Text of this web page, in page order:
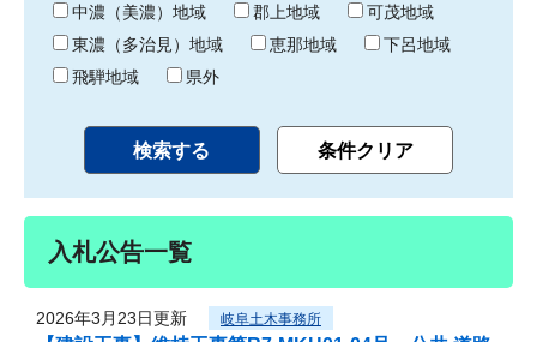
中濃（美濃）地域
郡上地域
可茂地域
東濃（多治見）地域
恵那地域
下呂地域
飛騨地域
県外
入札公告一覧
2026年3月23日更新 岐阜土木事務所